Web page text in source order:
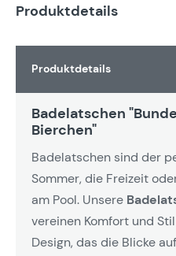
Produktdetails
Produktdetails
Badelatschen
Bierchen"
Badelatschen sind der
Sommer, die Freizeit
am Pool. Unsere
vereinen Komfort und
Design, das die Blicke